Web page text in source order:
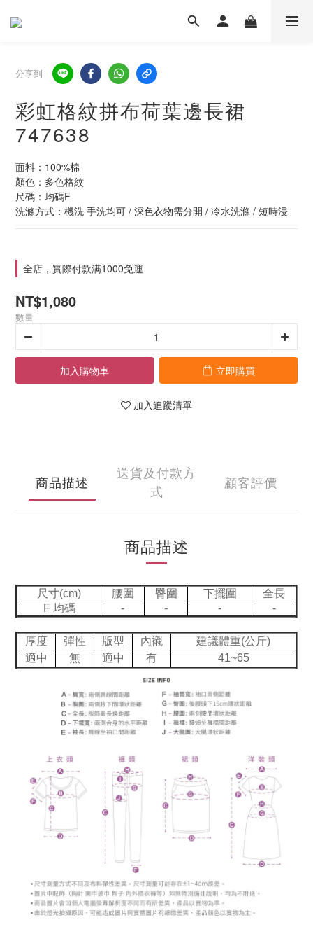
分享到
彩虹格紋拼布荷葉邊長裙
747638
面料：100%棉
顏色：多色格紋
尺碼：均碼F
洗滌方式：機洗 手洗均可 / 深色衣物需分開 / 冷水洗滌 / 短時浸
全店，實際付款满1000免運
NT$1,080
數量
加入購物車 立即購買
加入追蹤清單
商品描述
送貨及付款方
式
顧客評價
商品描述
尺寸(cm) 腰圍 臀圍 下擺圍
全長
F 均碼
- - - -
厚度 彈性 版型 內襯
建議體重(公斤)
適中
無 適中 有 41~65